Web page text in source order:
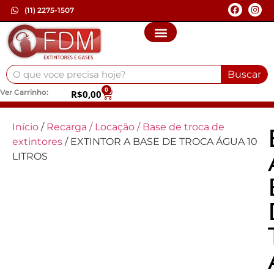
(11) 2275-1507
Buscar
Ver Carrinho: R$0,00 0
Início / Recarga / Locação / Base de troca de
extintores / EXTINTOR A BASE DE TROCA ÁGUA 10
LITROS